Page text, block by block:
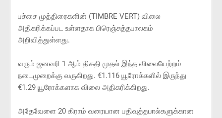
பச்சை முத்திரைகளின் (TIMBRE VERT) விலை
அதிகரிக்கப்பட உள்ளதாக பிரெஞ்சுத்தபாலகம்
அறிவித்துள்ளது.
வரும் ஜனவரி 1 ஆம் திகதி முதல் இந்த விலையேற்றம்
நடைமுறைக்கு வருகிறது. €1.116 யூரோக்களில் இருந்து
€1.29 யூரோக்களாக விலை அதிகரிக்கிறது.
அதேவேளை 20 கிராம் வரையான பதிவுத்தபால்களுக்கான